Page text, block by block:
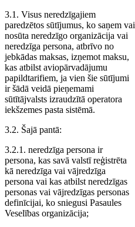
3.1. Visus neredzīgajiem
paredzētos sūtījumus, ko saņem vai
nosūta neredzīgo organizācija vai
neredzīga persona, atbrīvo no
jebkādas maksas, izņemot maksu,
kas atbilst aviopārvadājumu
papildtarifiem, ja vien šie sūtījumi
ir šādā veidā pieņemami
sūtītājvalsts izraudzītā operatora
iekšzemes pasta sistēmā.
3.2. Šajā pantā:
3.2.1. neredzīga persona ir
persona, kas savā valstī reģistrēta
kā neredzīga vai vājredzīga
persona vai kas atbilst neredzīgas
personas vai vājredzīgas personas
definīcijai, ko sniegusi Pasaules
Veselības organizācija;